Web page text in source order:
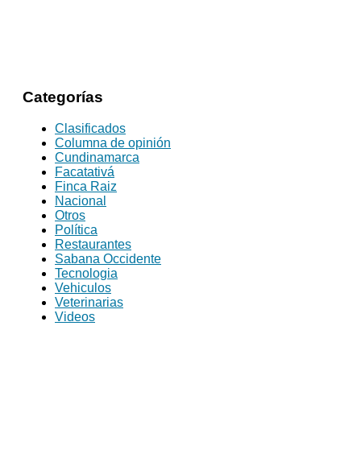
Categorías
Clasificados
Columna de opinión
Cundinamarca
Facatativá
Finca Raiz
Nacional
Otros
Política
Restaurantes
Sabana Occidente
Tecnologia
Vehiculos
Veterinarias
Videos